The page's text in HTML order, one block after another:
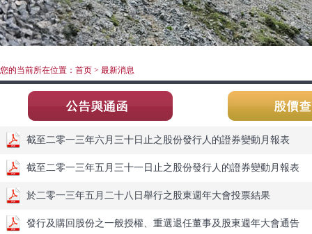
您的当前所在位置：首页 > 最新消息
截至二零一三年六月三十日止之股份發行人的證券變動月報表
截至二零一三年五月三十一日止之股份發行人的證券變動月報表
於二零一三年五月二十八日舉行之股東週年大會投票結果
發行及購回股份之一般授權、重選退任董事及股東週年大會通告